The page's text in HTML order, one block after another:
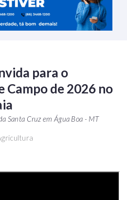
para o
Campo de 2026 no
Santa Cruz em Água Boa - MT